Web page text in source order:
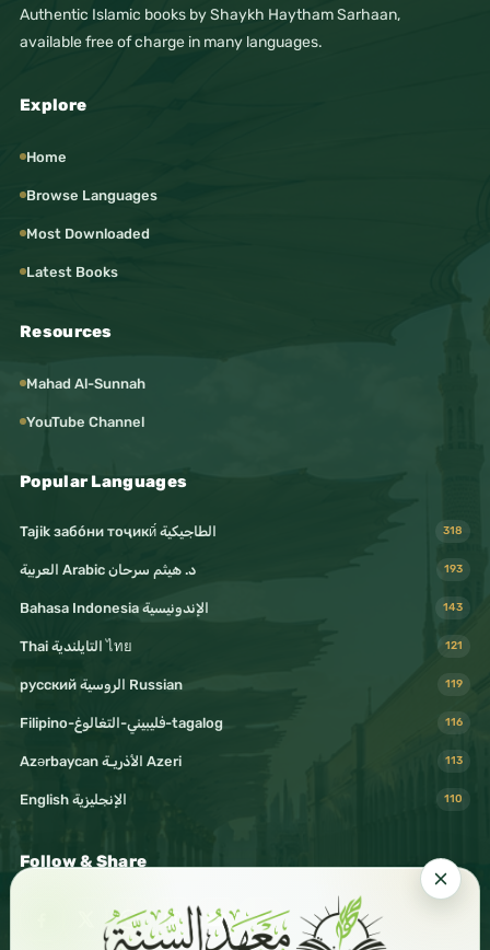
Authentic Islamic books by Shaykh Haytham Sarhaan,
available free of charge in many languages.
Explore
Home
Browse Languages
Most Downloaded
Latest Books
Resources
Mahad Al-Sunnah
YouTube Channel
Popular Languages
Tajik забо́ни тоҷикӣ́ الطاجيكية 318
د. هيثم سرحان Arabic العربية 193
Bahasa Indonesia الإندونيسية 143
Thai التايلندية ไทย 121
русский الروسية Russian 119
Filipino-فليبيني-التغالوغ-tagalog 116
Azərbaycan الأذريـة Azeri 113
English الإنجليزية 110
Follow & Share